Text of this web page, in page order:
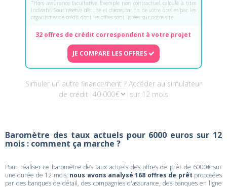
* Hors assurance facultative. Exemple non contractuel, calculé à titre
indicatif. Sous réserve d'étude et d'acceptation de votre dossier par les
organismes de crédit dont les offres sont listées sur notre site.
32 offres de crédit correspondent à votre projet
JE COMPARE LES OFFRES
Simuler un autre financement ? Accéder au simulateur
de crédit
sur 12 mois
Baromètre des taux actuels pour 6000 euros sur 12
mois : comment ça marche ?
Pour réaliser ce baromètre des taux actuels des offres de prêt de 6000€ sur
une durée de 12 mois, nous avons analysé 168 offres de prêt proposées
par des banques de détail, des compagnies d'assurance, des banques en ligne